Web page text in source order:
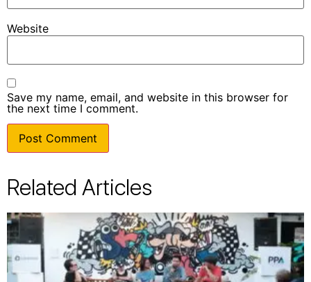
Website
Save my name, email, and website in this browser for
the next time I comment.
Related Articles